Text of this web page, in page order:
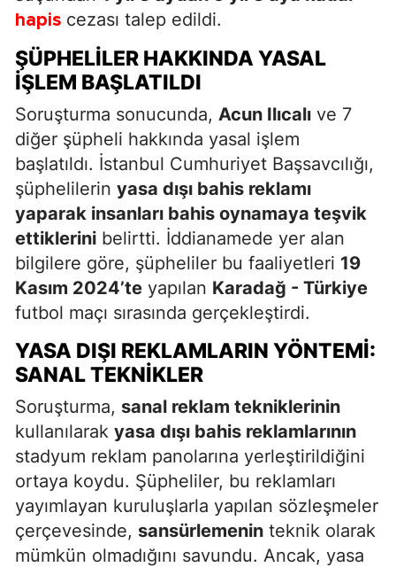
hapis cezası talep edildi.
ŞÜPHELILER HAKKINDA YASAL
İŞLEM BAŞLATILDI
Soruşturma sonucunda, Acun Ilıcalı ve 7
diğer şüpheli hakkında yasal işlem
başlatıldı. İstanbul Cumhuriyet Başsavcılığı,
şüphelilerin yasa dışı bahis reklamı
yaparak insanları bahis oynamaya teşvik
ettiklerini belirtti. İddianamede yer alan
bilgilere göre, şüpheliler bu faaliyetleri 19
Kasım 2024’te yapılan Karadağ - Türkiye
futbol maçı sırasında gerçekleştirdi.
YASA DIŞI REKLAMLARIN YÖNTEMI:
SANAL TEKNIKLER
Soruşturma, sanal reklam tekniklerinin
kullanılarak yasa dışı bahis reklamlarının
stadyum reklam panolarına yerleştirildiğini
ortaya koydu. Şüpheliler, bu reklamları
yayımlayan kuruluşlarla yapılan sözleşmeler
çerçevesinde, sansürlemenin teknik olarak
mümkün olmadığını savundu. Ancak, yasa